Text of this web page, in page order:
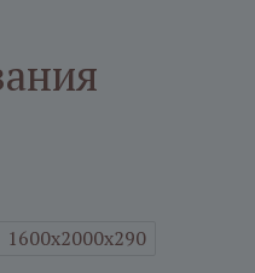
1600x2000x290